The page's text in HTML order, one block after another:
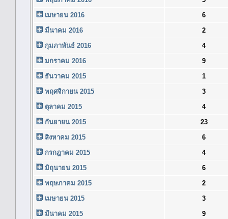
เมษายน 2016
6
มีนาคม 2016
2
กุมภาพันธ์ 2016
4
มกราคม 2016
9
ธันวาคม 2015
1
พฤศจิกายน 2015
3
ตุลาคม 2015
4
กันยายน 2015
23
สิงหาคม 2015
6
กรกฎาคม 2015
4
มิถุนายน 2015
6
พฤษภาคม 2015
2
เมษายน 2015
3
มีนาคม 2015
9